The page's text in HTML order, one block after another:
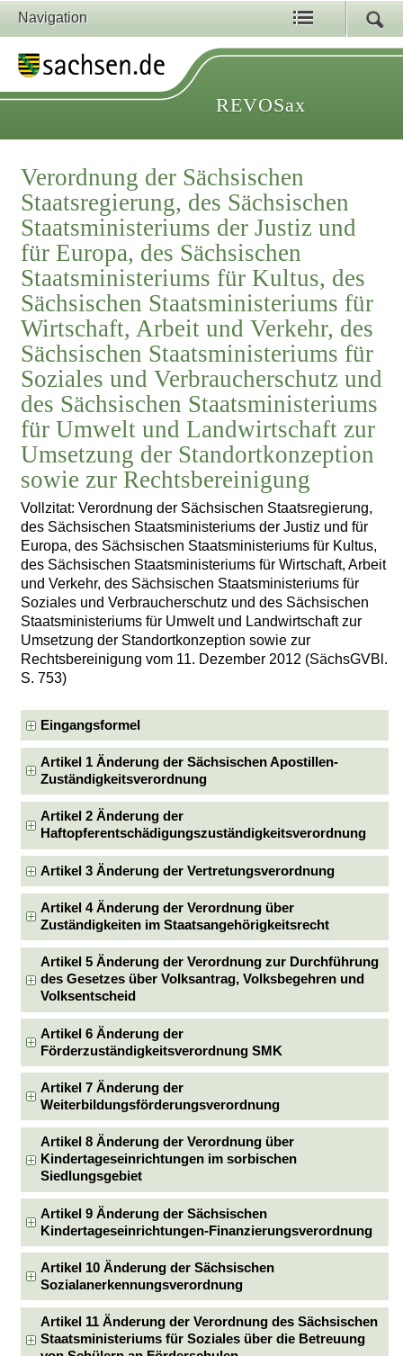
Navigation
REVOSax
Verordnung der Sächsischen
Staatsregierung, des Sächsischen
Staatsministeriums der Justiz und
für Europa, des Sächsischen
Staatsministeriums für Kultus, des
Sächsischen Staatsministeriums für
Wirtschaft, Arbeit und Verkehr, des
Sächsischen Staatsministeriums für
Soziales und Verbraucherschutz und
des Sächsischen Staatsministeriums
für Umwelt und Landwirtschaft zur
Umsetzung der Standortkonzeption
sowie zur Rechtsbereinigung
Vollzitat: Verordnung der Sächsischen Staatsregierung,
des Sächsischen Staatsministeriums der Justiz und für
Europa, des Sächsischen Staatsministeriums für Kultus,
des Sächsischen Staatsministeriums für Wirtschaft, Arbeit
und Verkehr, des Sächsischen Staatsministeriums für
Soziales und Verbraucherschutz und des Sächsischen
Staatsministeriums für Umwelt und Landwirtschaft zur
Umsetzung der Standortkonzeption sowie zur
Rechtsbereinigung vom 11. Dezember 2012 (SächsGVBl.
S. 753)
Eingangsformel
Artikel 1 Änderung der Sächsischen Apostillen-
Zuständigkeitsverordnung
Artikel 2 Änderung der
Haftopferentschädigungszuständigkeitsverordnung
Artikel 3 Änderung der Vertretungsverordnung
Artikel 4 Änderung der Verordnung über
Zuständigkeiten im Staatsangehörigkeitsrecht
Artikel 5 Änderung der Verordnung zur Durchführung
des Gesetzes über Volksantrag, Volksbegehren und
Volksentscheid
Artikel 6 Änderung der
Förderzuständigkeitsverordnung SMK
Artikel 7 Änderung der
Weiterbildungsförderungsverordnung
Artikel 8 Änderung der Verordnung über
Kindertageseinrichtungen im sorbischen
Siedlungsgebiet
Artikel 9 Änderung der Sächsischen
Kindertageseinrichtungen-Finanzierungsverordnung
Artikel 10 Änderung der Sächsischen
Sozialanerkennungsverordnung
Artikel 11 Änderung der Verordnung des Sächsischen
Staatsministeriums für Soziales über die Betreuung